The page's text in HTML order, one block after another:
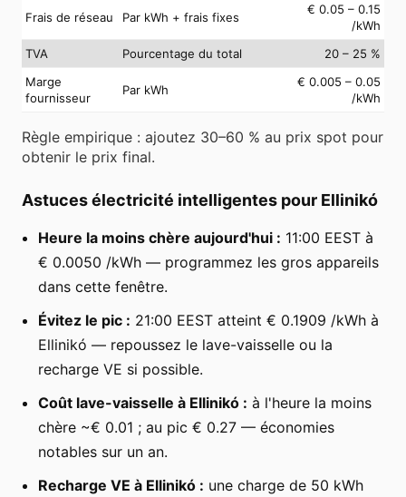
Frais de réseau Par kWh + frais fixes
€ 0.05 – 0.15
/kWh
TVA
Pourcentage du total
20 – 25 %
Marge
fournisseur
Par kWh
€ 0.005 – 0.05
/kWh
Règle empirique : ajoutez 30–60 % au prix spot pour
obtenir le prix final.
Astuces électricité intelligentes pour Ellinikó
Heure la moins chère aujourd'hui : 11:00 EEST à
€ 0.0050 /kWh — programmez les gros appareils
dans cette fenêtre.
Évitez le pic : 21:00 EEST atteint € 0.1909 /kWh à
Ellinikó — repoussez le lave-vaisselle ou la
recharge VE si possible.
Coût lave-vaisselle à Ellinikó : à l'heure la moins
chère ~€ 0.01 ; au pic € 0.27 — économies
notables sur un an.
Recharge VE à Ellinikó : une charge de 50 kWh